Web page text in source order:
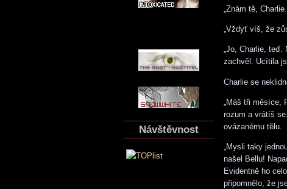
Návštěvnost
„Znám tě,
„Vždyť víš, že
„Jo, Charlie, teď.
zachvěl. Ucítila
Charlie se
„Máš tři měsíce,
rozum a vrátíš
ovázanému tělu.
„Mysli taky
našel Bellu!
Evidentně ho
připomnělo, že